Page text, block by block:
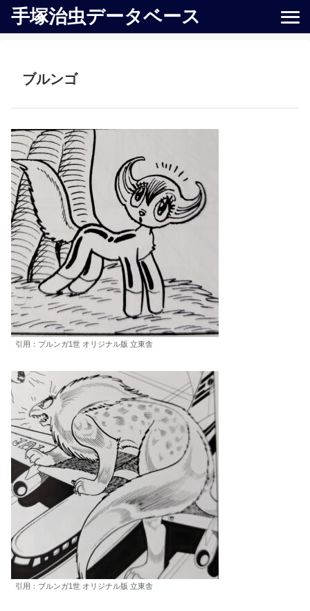
手塚治虫データベース
ブルンゴ
引用：ブルンガ1世 オリジナル版 立東舎
引用：ブルンガ1世 オリジナル版 立東舎